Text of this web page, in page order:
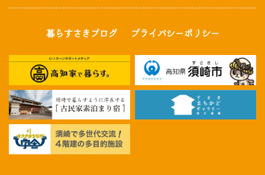
暮らすさきブログ プライバシーポリシー